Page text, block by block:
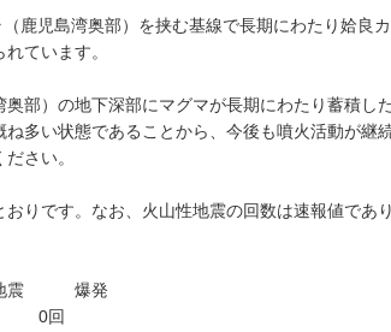
鹿児島湾奥部）を挟む基線で長期にわたり姶良
ています。
部）の地下深部にマグマが長期にわたり蓄積した
多い状態であることから、今後も噴火活動が継
さい。
りです。なお、火山性地震の回数は速報値であ
発
回